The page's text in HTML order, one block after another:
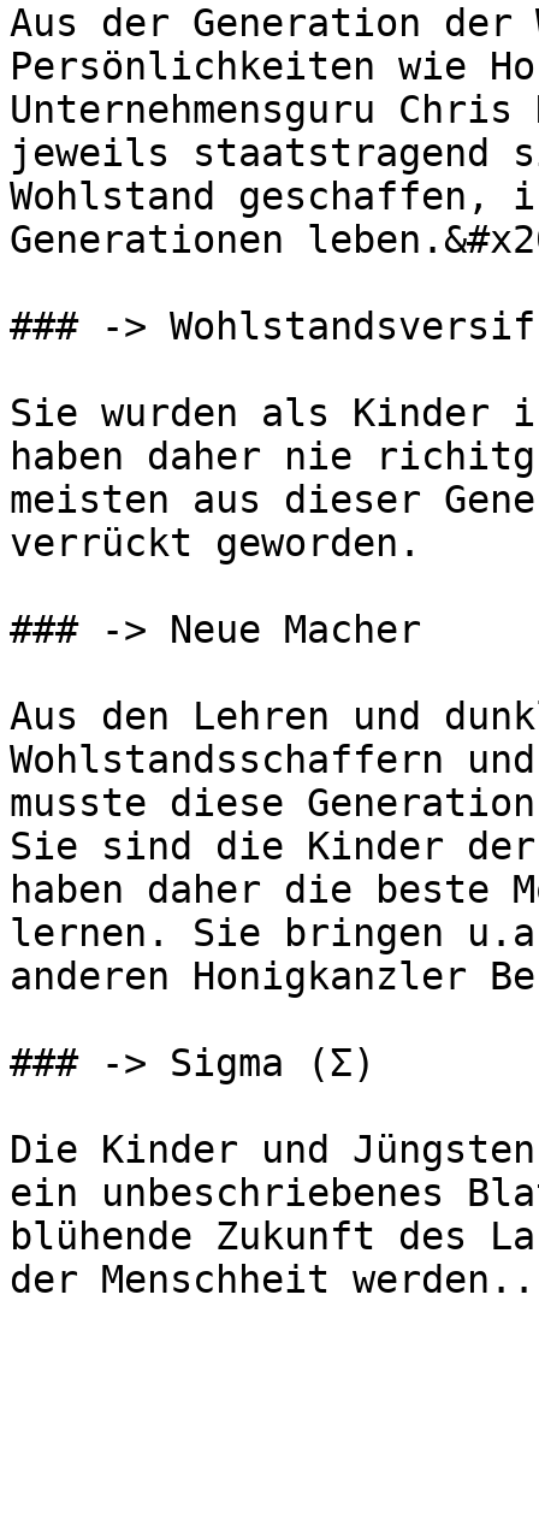
Aus der Generation der
Persönlichkeiten wie
Unternehmensguru
jeweils staatstragend
Wohlstand geschaffen,
Generationen
### ->
Sie wurden als Kinder
haben daher nie
meisten aus dieser
verrückt geworden.
### -> Neue Macher
Aus den Lehren und
Wohlstandsschaffern
musste diese
Sie sind die Kinder der
haben daher die beste
lernen. Sie bringen
anderen Honigkanzler
### -> Sigma (Σ)
Die Kinder und
ein unbeschriebenes
blühende Zukunft des